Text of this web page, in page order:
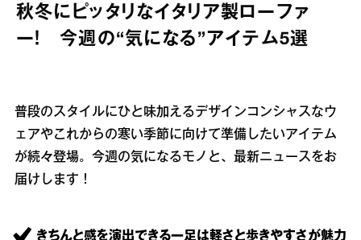
秋冬にピッタリなイタリア製ローファ
ー！ 今週の“気になる”アイテム5選
普段のスタイルにひと味加えるデザインコンシャスなウ
ェアやこれからの寒い季節に向けて準備したいアイテム
が続々登場。今週の気になるモノと、最新ニュースをお
届けします！
きちんと感を演出できる一足は軽さと歩きやすさが魅力